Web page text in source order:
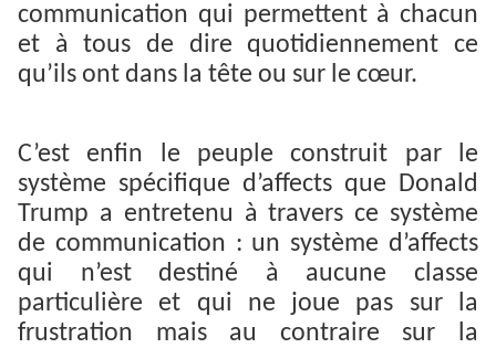
communication qui permettent à chacun
et à tous de dire quotidiennement ce
qu’ils ont dans la tête ou sur le cœur.
C’est enfin le peuple construit par le
système spécifique d’affects que Donald
Trump a entretenu à travers ce système
de communication : un système d’affects
qui n’est destiné à aucune classe
particulière et qui ne joue pas sur la
frustration mais au contraire sur la